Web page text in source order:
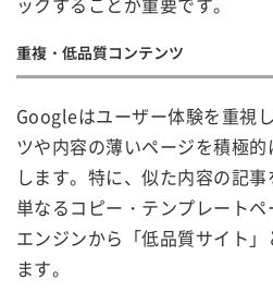
重複・低品質コンテンツ
Googleはユーザー体験を重視
ツや内容の薄いページを積極
します。特に、似た内容の記事
単なるコピー・テンプレート
エンジンから「低品質サイト
ます。